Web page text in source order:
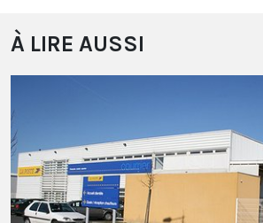
À LIRE AUSSI